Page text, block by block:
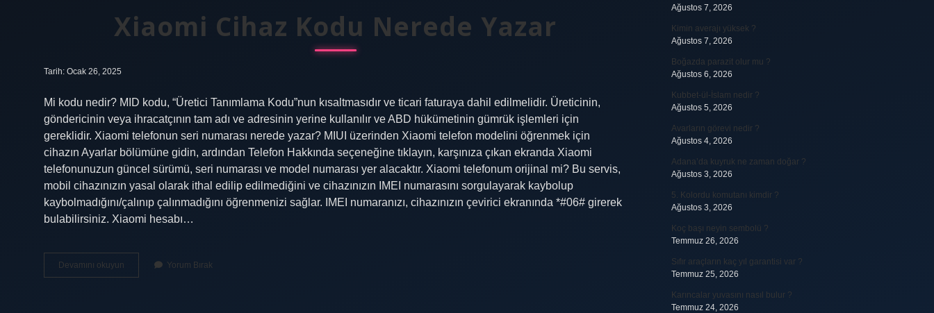
Xiaomi Cihaz Kodu Nerede Yazar
Tarih: Ocak 26, 2025
Mi kodu nedir? MID kodu, “Üretici Tanımlama Kodu”nun kısaltmasıdır ve ticari faturaya dahil edilmelidir. Üreticinin,
göndericinin veya ihracatçının tam adı ve adresinin yerine kullanılır ve ABD hükümetinin gümrük işlemleri için
gereklidir. Xiaomi telefonun seri numarası nerede yazar? MIUI üzerinden Xiaomi telefon modelini öğrenmek için
cihazın Ayarlar bölümüne gidin, ardından Telefon Hakkında seçeneğine tıklayın, karşınıza çıkan ekranda Xiaomi
telefonunuzun güncel sürümü, seri numarası ve model numarası yer alacaktır. Xiaomi telefonum orijinal mi? Bu servis,
mobil cihazınızın yasal olarak ithal edilip edilmediğini ve cihazınızın IMEI numarasını sorgulayarak kaybolup
kaybolmadığını/çalınıp çalınmadığını öğrenmenizi sağlar. IMEI numaranızı, cihazınızın çevirici ekranında *#06# girerek
bulabilirsiniz. Xiaomi hesabı…
Devamını okuyun
Cihaz
Yorum Bırak
Ağustos 7, 2026
Kimin averajı yüksek ?
Ağustos 7, 2026
Boğazda parazit olur mu ?
Ağustos 6, 2026
Kubbet-ül-İslam nedir ?
Ağustos 5, 2026
Avarların görevi nedir ?
Ağustos 4, 2026
Adana’da kuyruk ne zaman doğar ?
Ağustos 3, 2026
5. Kolordu komutanı kimdir ?
Ağustos 3, 2026
Koç başı neyin sembolü ?
Temmuz 26, 2026
Sıfır araçların kaç yıl garantisi var ?
Temmuz 25, 2026
Karıncalar yuvasını nasıl bulur ?
Temmuz 24, 2026